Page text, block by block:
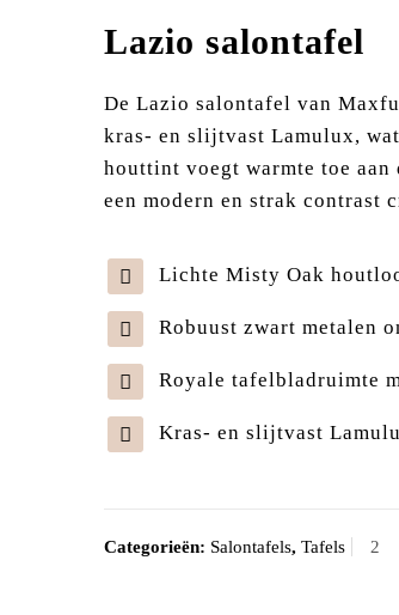
Lazio salontafel
De Lazio salontafel van
kras- en slijtvast Lamulux,
houttint voegt warmte toe
een modern en strak contrast
Lichte Misty Oak
Robuust zwart metalen
Royale tafelbladruimte
Kras- en slijtvast
Categorieën: Salontafels, Tafels